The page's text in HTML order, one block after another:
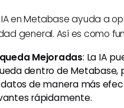
en Metabase ayuda a
general. Así es como
Mejoradas: La IA
dentro de Metabase,
de manera más
rápidamente.